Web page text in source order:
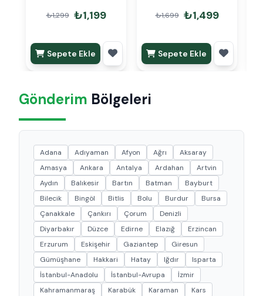
Hediye Paketli
₺1,299 ₺1,199
Sepete Ekle
Büyük Hediye
Paketli
₺1,699 ₺1,499
Sepete Ekle
Gönderim Bölgeleri
Adana Adıyaman Afyon Ağrı
Aksaray
Amasya
Ankara Antalya Ardahan
Artvin
Aydın
Balıkesir Bartın Batman
Bayburt
Bilecik
Bingöl Bitlis Bolu Burdur
Bursa
Çanakkale
Çankırı Çorum
Denizli
Diyarbakır
Düzce Edirne Elazığ
Erzincan
Erzurum
Eskişehir Gaziantep
Giresun
Gümüşhane
Hakkari Hatay Iğdır
Isparta
İstanbul-Anadolu
İstanbul-Avrupa
İzmir
Kahramanmaraş
Karabük Karaman
Kars